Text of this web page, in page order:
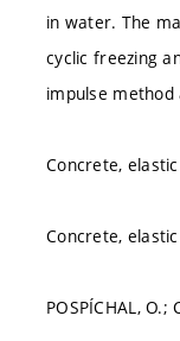
in water. The
cyclic freezing
impulse
Concrete,
Concrete,
POSPÍCHAL, O.;